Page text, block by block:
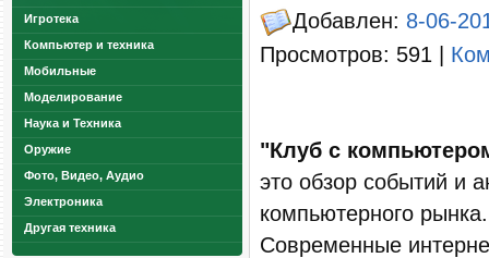
Игротека
Компьютер и техника
Мобильные
Моделирование
Наука и Техника
Оружие
Фото, Видео, Аудио
Электроника
Другая техника
Добавлен: 8-06-
Просмотров: 591 |
"Клуб с
это обзор событий и
компьютерного
Современные